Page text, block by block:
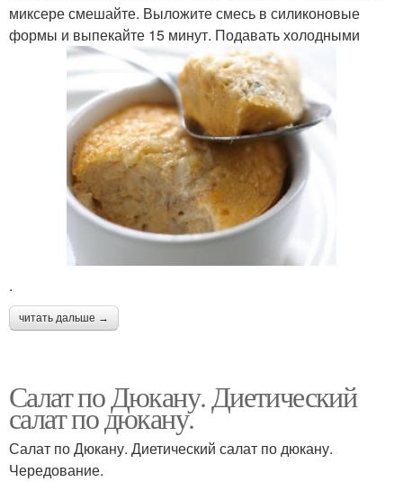
миксере смешайте. Выложите смесь в силиконовые
формы и выпекайте 15 минут. Подавать холодными
.
читать дальше →
Салат по Дюкану. Диетический
салат по дюкану.
Салат по Дюкану. Диетический салат по дюкану.
Чередование.